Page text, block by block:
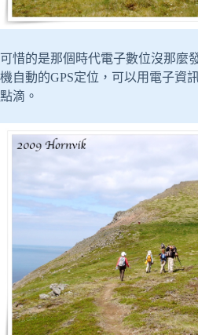
可惜的是那個時代電子數位沒那麼
機自動的GPS定位，可以用電子資
點滴。